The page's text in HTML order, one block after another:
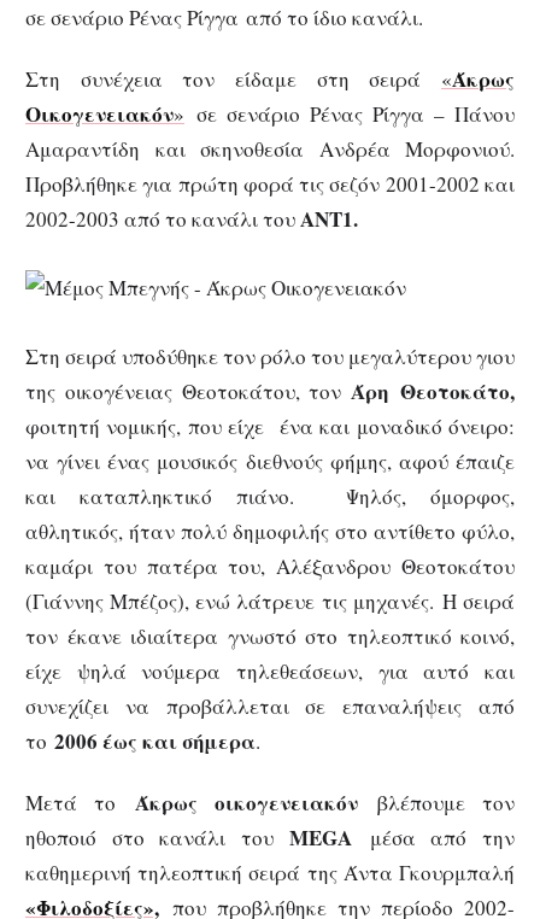
σε σενάριο Ρένας Ρίγγα από το ίδιο κανάλι.
Στη συνέχεια τον είδαμε στη σειρά «Άκρως
Οικογενειακόν» σε σενάριο Ρένας Ρίγγα – Πάνου
Αμαραντίδη και σκηνοθεσία Ανδρέα Μορφονιού.
Προβλήθηκε για πρώτη φορά τις σεζόν 2001-2002 και
2002-2003 από το κανάλι τουΑΝΤ1.
Στη σειρά υποδύθηκε τον ρόλο του μεγαλύτερου γιου
της οικογένειας Θεοτοκάτου, τονΆρη Θεοτοκάτο,
φοιτητή νομικής, που είχε ένα και μοναδικό όνειρο:
να γίνει ένας μουσικός διεθνούς φήμης, αφού έπαιζε
και καταπληκτικό πιάνο. Ψηλός, όμορφος,
αθλητικός, ήταν πολύ δημοφιλής στο αντίθετο φύλο,
καμάρι του πατέρα του, Αλέξανδρου Θεοτοκάτου
(Γιάννης Μπέζος), ενώ λάτρευε τις μηχανές. Η σειρά
τον έκανε ιδιαίτερα γνωστό στο τηλεοπτικό κοινό,
είχε ψηλά νούμερα τηλεθεάσεων, για αυτό και
συνεχίζει να προβάλλεται σε επαναλήψεις από
το 2006 έως και σήμερα.
Μετά το Άκρως οικογενειακόν βλέπουμε τον
ηθοποιό στο κανάλι του MEGAμέσα από την
καθημερινή τηλεοπτική σειρά της Άντα Γκουρμπαλή
«Φιλοδοξίες», που προβλήθηκε την περίοδο 2002-